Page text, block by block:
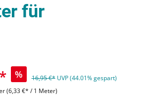
für
% 16,95 €* UVP (44.01% gespart)
(6,33 €* / 1 Meter)